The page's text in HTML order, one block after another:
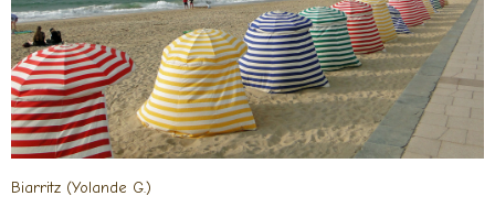
Biarritz (Yolande G.)